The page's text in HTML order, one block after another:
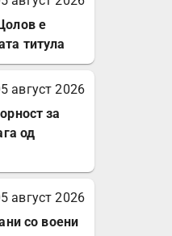
е
титула
август 2026
за
од
август 2026
со воени